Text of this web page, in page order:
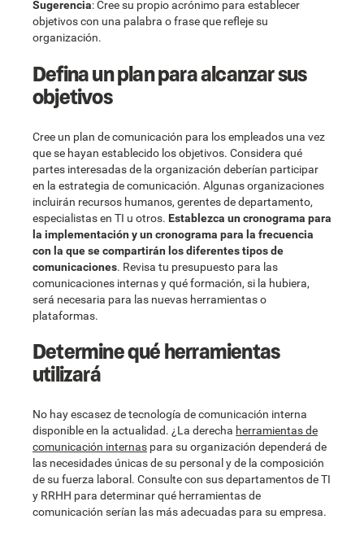
Sugerencia: Cree su propio acrónimo para establecer
objetivos con una palabra o frase que refleje su
organización.
Defina un plan para alcanzar sus
objetivos
Cree un plan de comunicación para los empleados una vez
que se hayan establecido los objetivos. Considera qué
partes interesadas de la organización deberían participar
en la estrategia de comunicación. Algunas organizaciones
incluirán recursos humanos, gerentes de departamento,
especialistas en TI u otros. Establezca un cronograma para
la implementación y un cronograma para la frecuencia
con la que se compartirán los diferentes tipos de
comunicaciones. Revisa tu presupuesto para las
comunicaciones internas y qué formación, si la hubiera,
será necesaria para las nuevas herramientas o
plataformas.
Determine qué herramientas
utilizará
No hay escasez de tecnología de comunicación interna
disponible en la actualidad. ¿La derecha herramientas de
comunicación internas para su organización dependerá de
las necesidades únicas de su personal y de la composición
de su fuerza laboral. Consulte con sus departamentos de TI
y RRHH para determinar qué herramientas de
comunicación serían las más adecuadas para su empresa.